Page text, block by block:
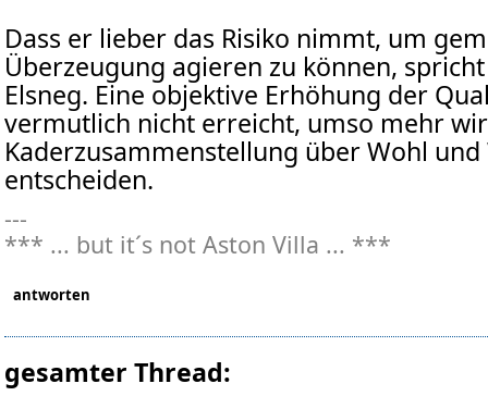
Dass er lieber das Risiko nimmt, um
Überzeugung agieren zu können,
Elsneg. Eine objektive Erhöhung der
vermutlich nicht erreicht, umso mehr
Kaderzusammenstellung über Wohl
entscheiden.
---
*** ... but it´s not Aston Villa ... ***
antworten
gesamter Thread: